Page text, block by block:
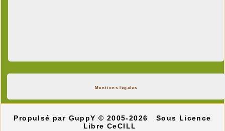
Mentions légales
Propulsé par GuppY© 2005-2026
Sous Licence
Libre CeCILL